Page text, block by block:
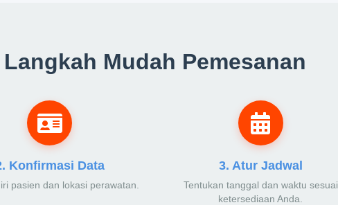
Langkah Mudah Pemesanan
Konfirmasi Data
pasien dan lokasi perawatan.
3. Atur Jadwal
Tentukan tanggal dan waktu sesuai
ketersediaan Anda.